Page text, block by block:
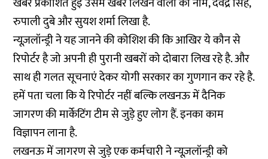
रुपाली दुबे और सुयश शर्मा लिखा है.
न्यूज़लॉन्ड्री ने यह जानने की कोशिश की कि आखिर ये कौन से
रिपोर्टर है जो अपनी ही पुरानी खबरों को दोबारा लिख रहे है. और
साथ ही गलत सूचनाएं देकर योगी सरकार का गुणगान कर रहे है.
हमें पता चला कि ये रिपोर्टर नहीं बल्कि लखनऊ में दैनिक
जागरण की मार्केटिंग टीम से जुड़े हुए लोग हैं. इनका काम
विज्ञापन लाना है.
लखनऊ में जागरण से जुड़े एक कर्मचारी ने न्यूज़लॉन्ड्री को